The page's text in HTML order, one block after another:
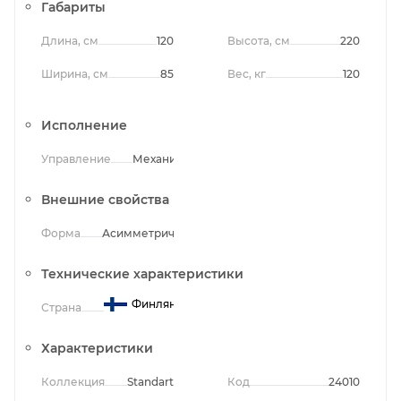
Габариты
Длина, см 120
Ширина, см 85
Высота, см 220
Вес, кг 120
Исполнение
Управление Механическое
Внешние свойства
Форма Асимметричная
Технические характеристики
Страна Финляндия
Характеристики
Коллекция Standart Код 24010